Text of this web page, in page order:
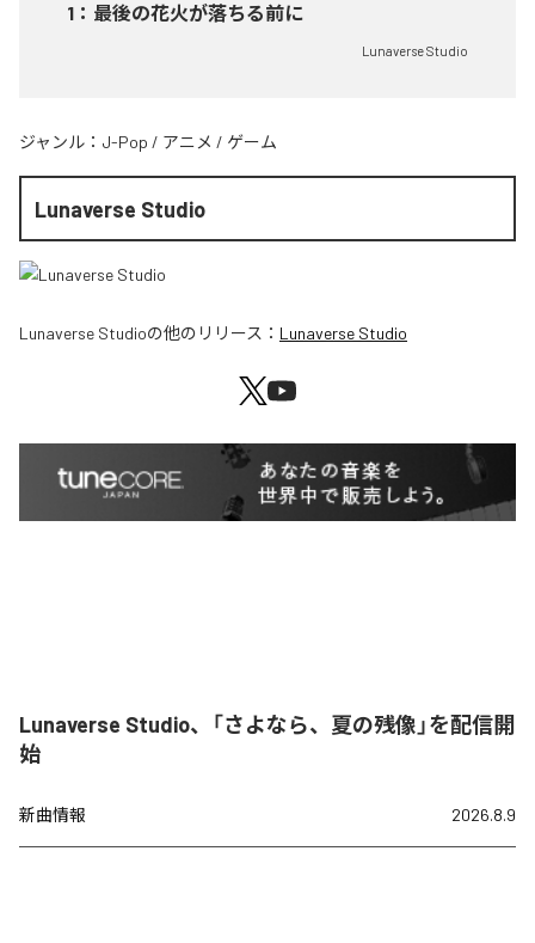
1 ： 最後の花火が落ちる前に
Lunaverse Studio
ジャンル： J-Pop / アニメ / ゲーム
Lunaverse Studio
Lunaverse Studioの他のリリース： Lunaverse Studio
Lunaverse Studio、「さよなら、夏の残像」を配信開
始
新曲情報 2026.8.9